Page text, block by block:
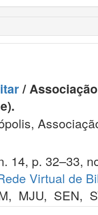
/
14, p. 32–33,
Virtual de
, MJU, SEN,